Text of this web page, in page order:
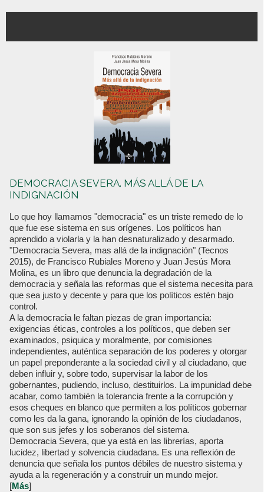
DEMOCRACIA SEVERA. MÁS ALLÁ DE LA
INDIGNACIÓN
Lo que hoy llamamos "democracia" es un triste remedo de lo
que fue ese sistema en sus orígenes. Los políticos han
aprendido a violarla y la han desnaturalizado y desarmado.
"Democracia Severa, mas allá de la indignación" (Tecnos
2015), de Francisco Rubiales Moreno y Juan Jesús Mora
Molina, es un libro que denuncia la degradación de la
democracia y señala las reformas que el sistema necesita para
que sea justo y decente y para que los políticos estén bajo
control.
A la democracia le faltan piezas de gran importancia:
exigencias éticas, controles a los políticos, que deben ser
examinados, psiquica y moralmente, por comisiones
independientes, auténtica separación de los poderes y otorgar
un papel preponderante a la sociedad civil y al ciudadano, que
deben influir y, sobre todo, supervisar la labor de los
gobernantes, pudiendo, incluso, destituirlos. La impunidad debe
acabar, como también la tolerancia frente a la corrupción y
esos cheques en blanco que permiten a los políticos gobernar
como les da la gana, ignorando la opinión de los ciudadanos,
que son sus jefes y los soberanos del sistema.
Democracia Severa, que ya está en las librerías, aporta
lucidez, libertad y solvencia ciudadana. Es una reflexión de
denuncia que señala los puntos débiles de nuestro sistema y
ayuda a la regeneración y a construir un mundo mejor.
[Más]